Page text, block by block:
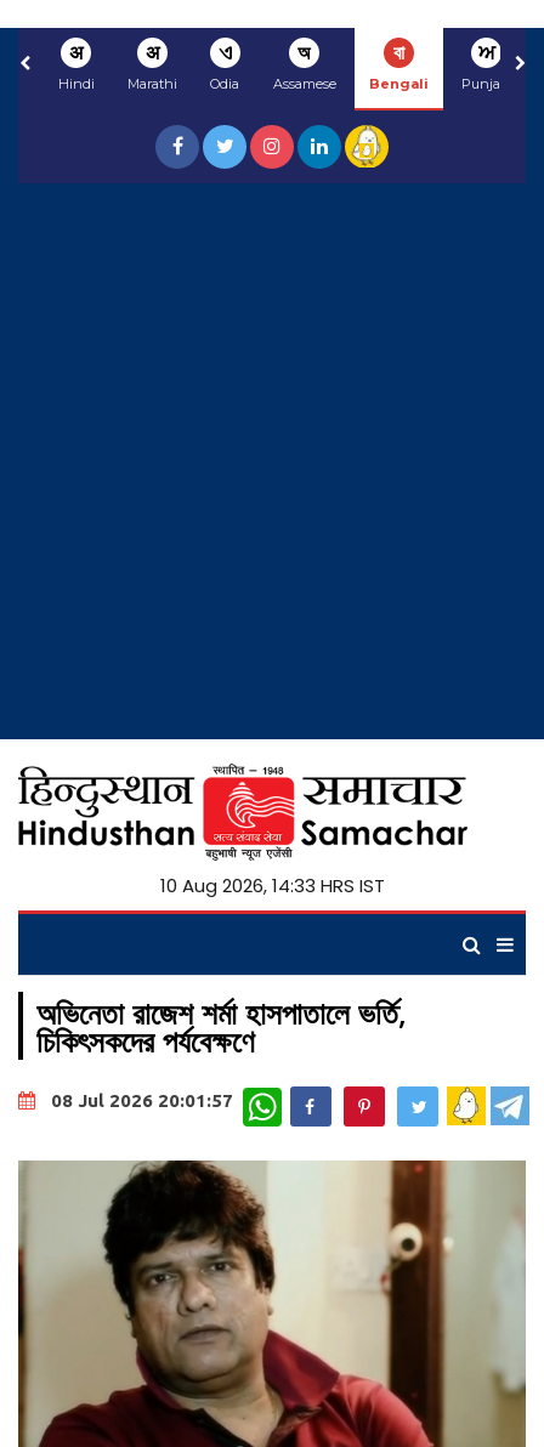
अ
Hindi
अ
Marathi
ଏ
Odia
অ
Assamese
বা
Bengali
ਅ
Punjabi
10 Aug 2026, 14:33 HRS IST
অভিনেতা রাজেশ শর্মা হাসপাতালে ভর্তি,
চিকিৎসকদের পর্যবেক্ষণে
08 Jul 2026 20:01:57 WhatsApp